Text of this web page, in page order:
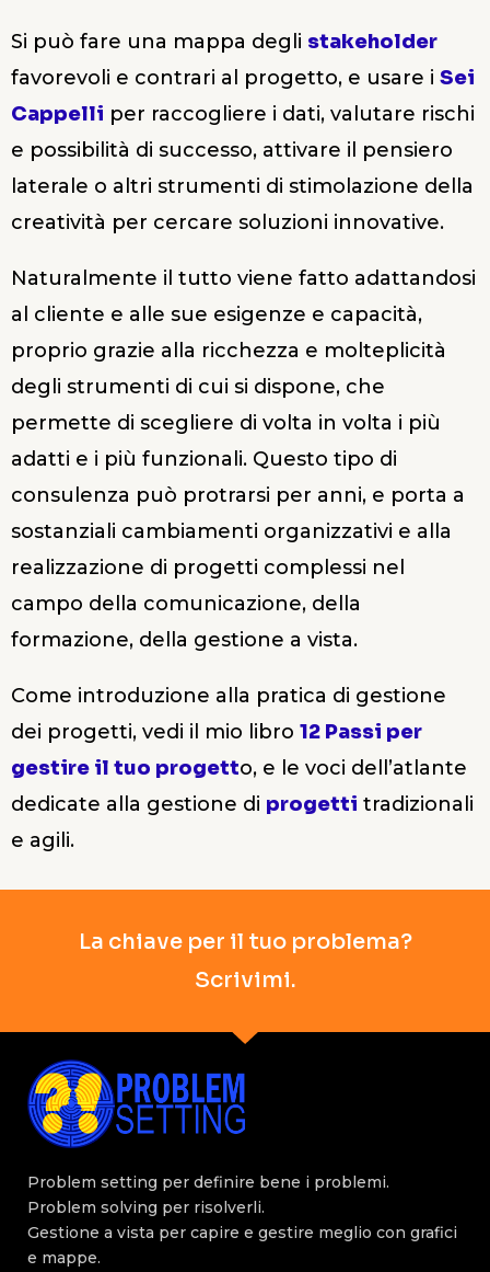
Si può fare una mappa degli stakeholder
favorevoli e contrari al progetto, e usare i Sei
Cappelli per raccogliere i dati, valutare rischi
e possibilità di successo, attivare il pensiero
laterale o altri strumenti di stimolazione della
creatività per cercare soluzioni innovative.
Naturalmente il tutto viene fatto adattandosi
al cliente e alle sue esigenze e capacità,
proprio grazie alla ricchezza e molteplicità
degli strumenti di cui si dispone, che
permette di scegliere di volta in volta i più
adatti e i più funzionali. Questo tipo di
consulenza può protrarsi per anni, e porta a
sostanziali cambiamenti organizzativi e alla
realizzazione di progetti complessi nel
campo della comunicazione, della
formazione, della gestione a vista.
Come introduzione alla pratica di gestione
dei progetti, vedi il mio libro 12 Passi per
gestire il tuo progetto, e le voci dell’atlante
dedicate alla gestione di progetti tradizionali
e agili.
La chiave per il tuo problema?
Scrivimi.
Problem setting per definire bene i problemi.
Problem solving per risolverli.
Gestione a vista per capire e gestire meglio con grafici
e mappe.